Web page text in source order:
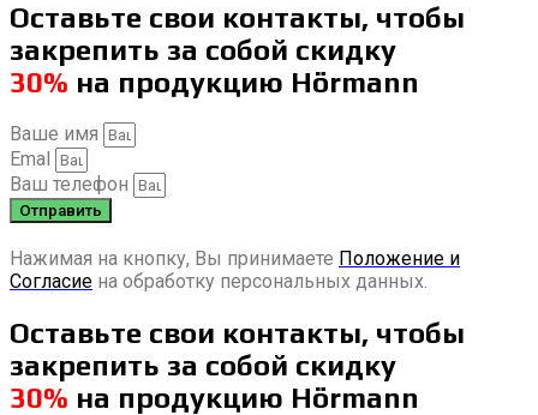
Оставьте свои контакты, чтобы
закрепить за собой скидку
30% на продукцию Hörmann
Ваше имя
Emal
Ваш телефон
Отправить
Нажимая на кнопку, Вы принимаете Положение и
Согласие на обработку персональных данных.
Оставьте свои контакты, чтобы
закрепить за собой скидку
30% на продукцию Hörmann